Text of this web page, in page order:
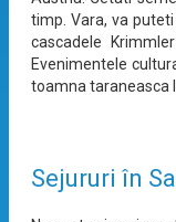
timp. Vara, va
cascadele
Evenimentele
toamna taraneasca
Sejururi în